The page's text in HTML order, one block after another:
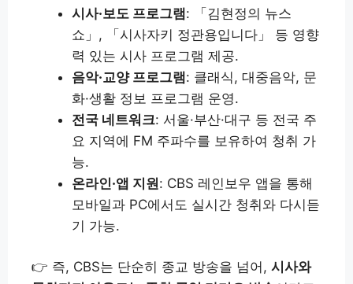
시사·보도 프로그램: 「김현정의 뉴스
쇼」, 「시사자키 정관용입니다」 등 영향
력 있는 시사 프로그램 제공.
음악·교양 프로그램: 클래식, 대중음악, 문
화·생활 정보 프로그램 운영.
전국 네트워크: 서울·부산·대구 등 전국 주
요 지역에 FM 주파수를 보유하여 청취 가
능.
온라인·앱 지원: CBS 레인보우 앱을 통해
모바일과 PC에서도 실시간 청취와 다시듣
기 가능.
👉 즉, CBS는 단순히 종교 방송을 넘어, 시사와